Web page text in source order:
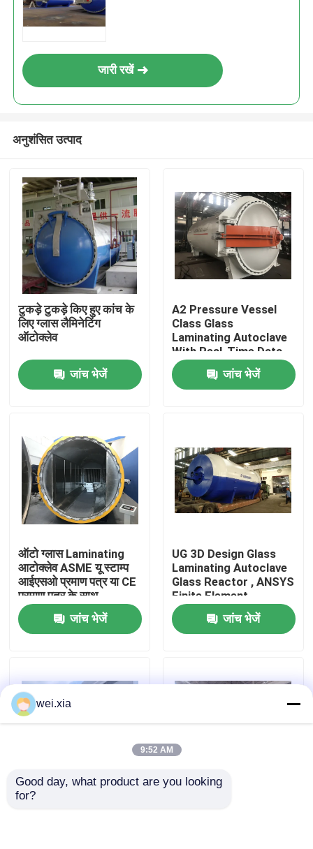
घर
उत्पाद
हमारे बारे में
कारखाने का दौरा
हमसे संपर्क करें
मामले
जारी रखें
अनुशंसित उत्पाद
टुकड़े टुकड़े किए हुए कांच के
लिए ग्लास लैमिनेटिंग
ऑटोक्लेव
जांच भेजें
A2 Pressure Vessel
Class Glass
Laminating Autoclave
With Real-Time Data
Monitoring
जांच भेजें
ऑटो ग्लास Laminating
आटोक्लेव ASME यू स्टाम्प
आईएसओ प्रमाण पत्र या CE
प्रमाण पत्र के साथ
जांच भेजें
UG 3D Design Glass
Laminating Autoclave
Glass Reactor , ANSYS
Finite Element
Analysis
जांच भेजें
Pneumatic Glass
wei.xia
9:52 AM
Good day, what product are you looking
for?